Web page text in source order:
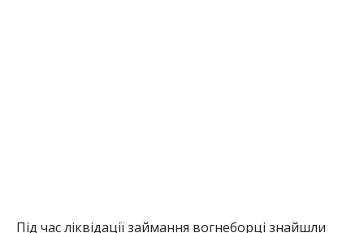
Під час ліквідації займання вогнеборці знайшли